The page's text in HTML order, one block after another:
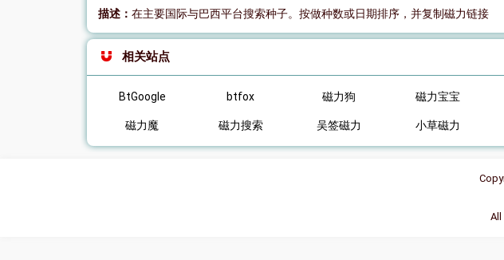
描述： 在主要国际与巴西平台搜索种子。按做种数或日期排序，并复制磁力链接
相关站点
BtGoogle btfox 磁力狗 磁力宝宝
磁力魔 磁力搜索 吴签磁力 小草磁力
All